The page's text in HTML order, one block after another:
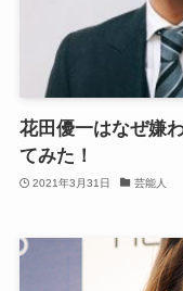
花田優一はなぜ嫌
てみた！
2021年3月31日 芸能人